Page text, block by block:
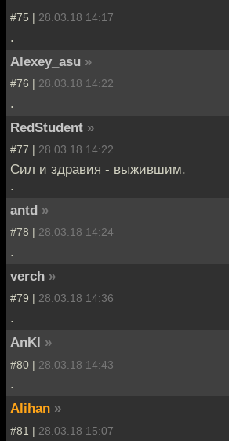
#75 | 28.03.18 14:17
.
Alexey_asu »
#76 | 28.03.18 14:22
.
RedStudent »
#77 | 28.03.18 14:22
Сил и здравия - выжившим.
.
antd »
#78 | 28.03.18 14:24
.
verch »
#79 | 28.03.18 14:36
.
AnKl »
#80 | 28.03.18 14:43
.
Alihan »
#81 | 28.03.18 15:07